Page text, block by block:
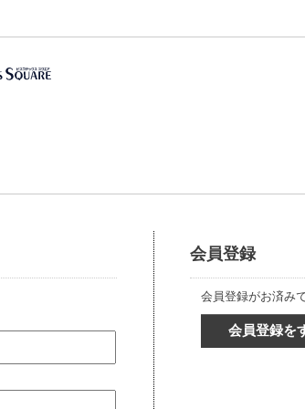
会員登録
会員登録がお済み
会員登録を